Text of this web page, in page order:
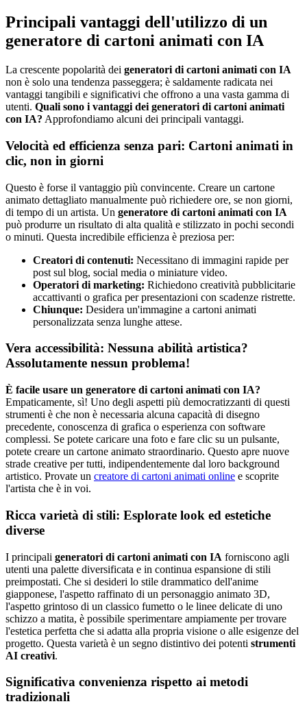
Principali vantaggi dell'utilizzo di un
generatore di cartoni animati con IA
La crescente popolarità dei generatori di cartoni animati con IA
non è solo una tendenza passeggera; è saldamente radicata nei
vantaggi tangibili e significativi che offrono a una vasta gamma di
utenti. Quali sono i vantaggi dei generatori di cartoni animati
con IA? Approfondiamo alcuni dei principali vantaggi.
Velocità ed efficienza senza pari: Cartoni animati in
clic, non in giorni
Questo è forse il vantaggio più convincente. Creare un cartone
animato dettagliato manualmente può richiedere ore, se non giorni,
di tempo di un artista. Un generatore di cartoni animati con IA
può produrre un risultato di alta qualità e stilizzato in pochi secondi
o minuti. Questa incredibile efficienza è preziosa per:
Creatori di contenuti: Necessitano di immagini rapide per
post sul blog, social media o miniature video.
Operatori di marketing: Richiedono creatività pubblicitarie
accattivanti o grafica per presentazioni con scadenze ristrette.
Chiunque: Desidera un'immagine a cartoni animati
personalizzata senza lunghe attese.
Vera accessibilità: Nessuna abilità artistica?
Assolutamente nessun problema!
È facile usare un generatore di cartoni animati con IA?
Empaticamente, sì! Uno degli aspetti più democratizzanti di questi
strumenti è che non è necessaria alcuna capacità di disegno
precedente, conoscenza di grafica o esperienza con software
complessi. Se potete caricare una foto e fare clic su un pulsante,
potete creare un cartone animato straordinario. Questo apre nuove
strade creative per tutti, indipendentemente dal loro background
artistico. Provate un creatore di cartoni animati online e scoprite
l'artista che è in voi.
Ricca varietà di stili: Esplorate look ed estetiche
diverse
I principali generatori di cartoni animati con IA forniscono agli
utenti una palette diversificata e in continua espansione di stili
preimpostati. Che si desideri lo stile drammatico dell'anime
giapponese, l'aspetto raffinato di un personaggio animato 3D,
l'aspetto grintoso di un classico fumetto o le linee delicate di uno
schizzo a matita, è possibile sperimentare ampiamente per trovare
l'estetica perfetta che si adatta alla propria visione o alle esigenze del
progetto. Questa varietà è un segno distintivo dei potenti strumenti
AI creativi.
Significativa convenienza rispetto ai metodi
tradizionali